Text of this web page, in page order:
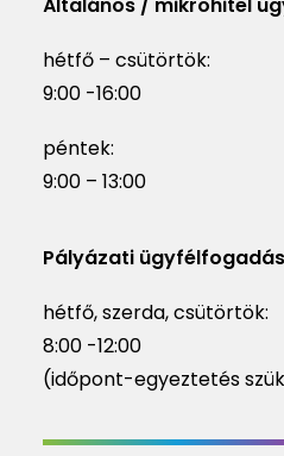
hétfő – csütörtök:
9:00 -16:00
péntek:
9:00 – 13:00
Pályázati
hétfő, szerda, csütörtök:
8:00 -12:00
(időpont-egyeztetés